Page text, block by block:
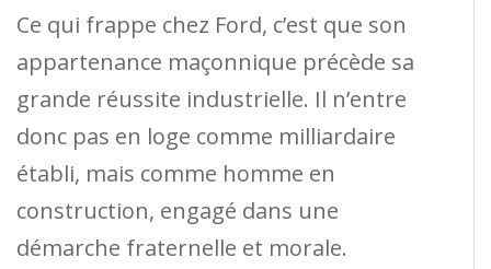
Ce qui frappe chez Ford, c’est que son
appartenance maçonnique précède sa
grande réussite industrielle. Il n’entre
donc pas en loge comme milliardaire
établi, mais comme homme en
construction, engagé dans une
démarche fraternelle et morale.